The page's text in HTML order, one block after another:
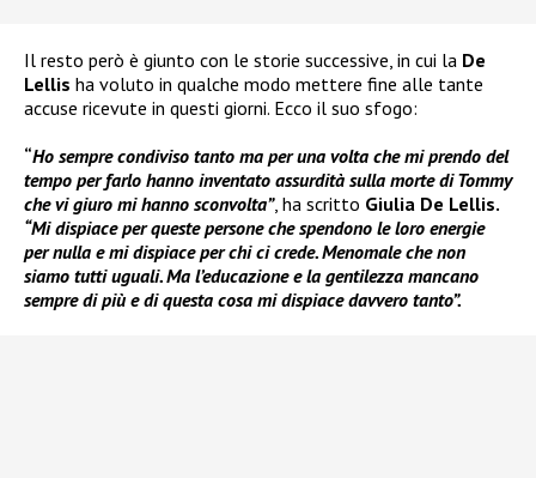
Il resto però è giunto con le storie successive, in cui la De
Lellis ha voluto in qualche modo mettere fine alle tante
accuse ricevute in questi giorni. Ecco il suo sfogo:
“Ho sempre condiviso tanto ma per una volta che mi prendo del
tempo per farlo hanno inventato assurdità sulla morte di Tommy
che vi giuro mi hanno sconvolta”, ha scritto Giulia De Lellis.
“Mi dispiace per queste persone che spendono le loro energie
per nulla e mi dispiace per chi ci crede. Menomale che non
siamo tutti uguali. Ma l’educazione e la gentilezza mancano
sempre di più e di questa cosa mi dispiace davvero tanto”.